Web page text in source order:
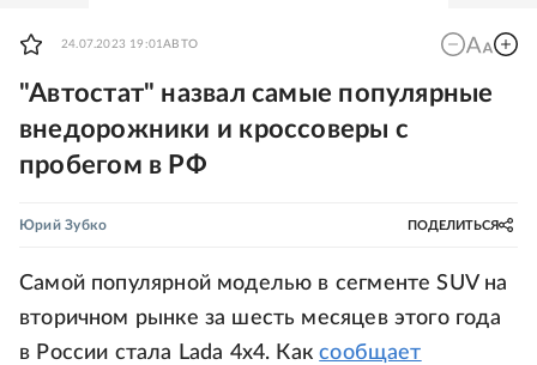
24.07.2023 19:01АВТО
"Автостат" назвал самые популярные
внедорожники и кроссоверы с
пробегом в РФ
Юрий Зубко ПОДЕЛИТЬСЯ
Самой популярной моделью в сегменте SUV на
вторичном рынке за шесть месяцев этого года
в России стала Lada 4x4. Каксообщает